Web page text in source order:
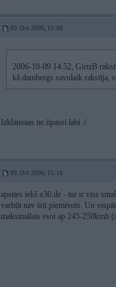
09. Oct 2006, 15:08
2006-10-09 14:52, GirtzB
kā dambergs savulaik rakstīja,
Izklausaas ne iipassi labi :/
09. Oct 2006, 15:16
apsties iekš e30.de - tur ir viss
varbūt nav īsti piemērots. Un
maksimālais esot ap 245-250kmh